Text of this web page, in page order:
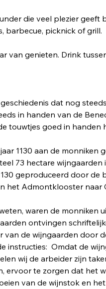
die veel plezier geeft
barbecue, picknick of grill.
van genieten. Drink
dat nog
in handen van de
touwtjes goed in handen
1130 aan de monniken
73 hectare
geproduceerd door de
het Admontklooster naar
waren de monniken
ontvingen
van de wijngaarden door
instructies: Omdat de
wij de arbeider zijn
ervoor te zorgen dat het
van de wijnstok en